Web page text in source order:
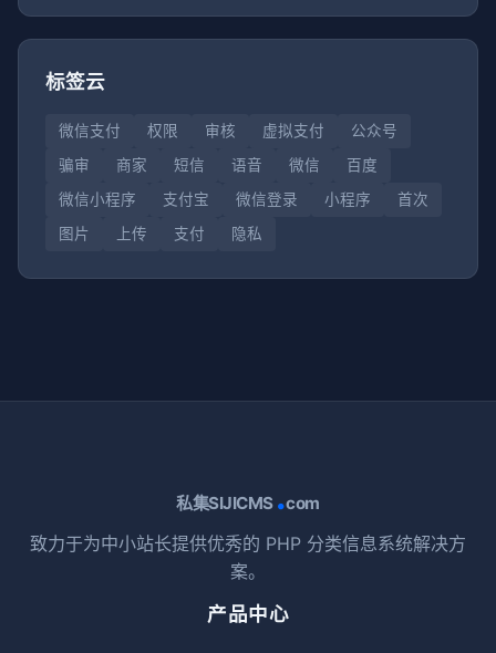
标签云
微信支付 权限 审核 虚拟支付
公众号
骗审
商家 短信 语音 微信
百度
微信小程序
支付宝 微信登录 小程序
首次
图片
上传 支付 隐私
私集SIJICMS .com
致力于为中小站长提供优秀的 PHP 分类信息系统解决方
案。
产品中心